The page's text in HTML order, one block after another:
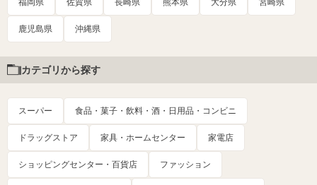
福岡県 佐賀県 長崎県 熊本県 大分県 宮崎県
鹿児島県 沖縄県
カテゴリから探す
スーパー 食品・菓子・飲料・酒・日用品・コンビニ
ドラッグストア 家具・ホームセンター 家電店
ショッピングセンター・百貨店 ファッション